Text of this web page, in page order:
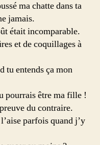
ma chatte dans ta
jamais.
était incomparable.
et de coquillages à
tu entends ça mon
pourrais être ma fille !
du contraire.
parfois quand j’y